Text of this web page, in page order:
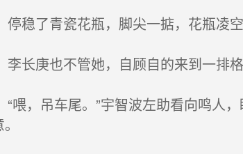
停稳了青瓷花瓶，脚尖一掂，花瓶凌
李长庚也不管她，自顾自的来到一排
“喂，吊车尾。”宇智波左助看向鸣人